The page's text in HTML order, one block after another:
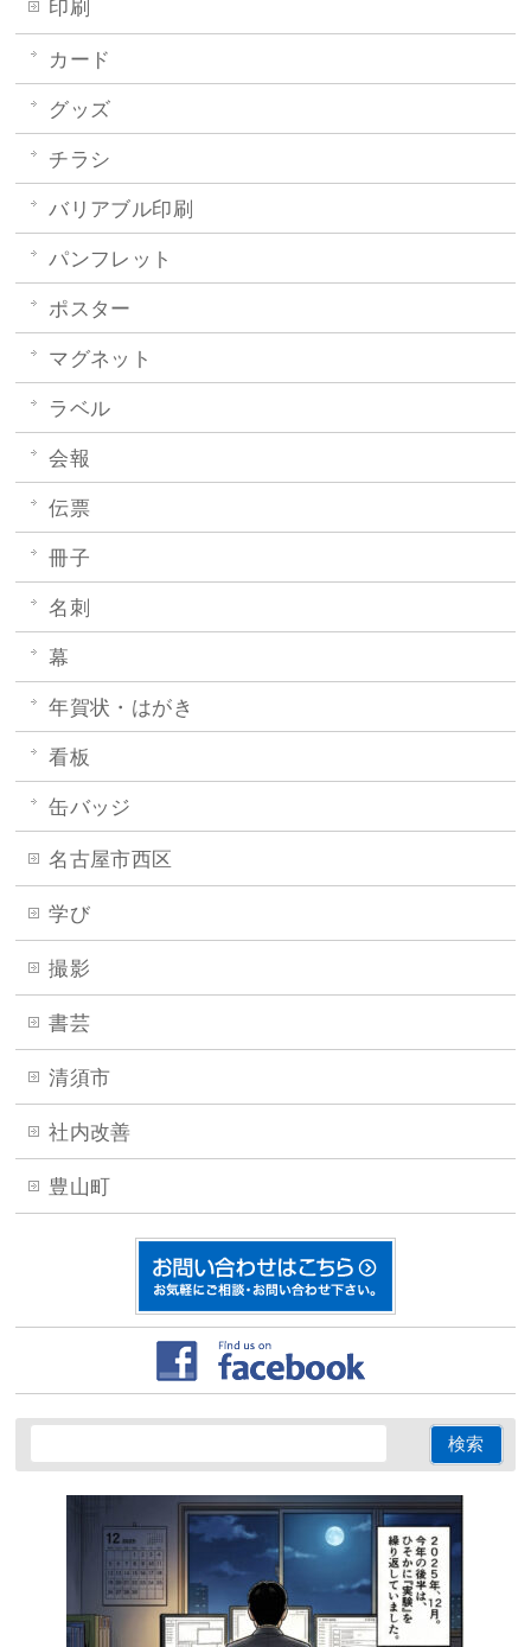
印刷
カード
グッズ
チラシ
バリアブル印刷
パンフレット
ポスター
マグネット
ラベル
会報
伝票
冊子
名刺
幕
年賀状・はがき
看板
缶バッジ
名古屋市西区
学び
撮影
書芸
清須市
社内改善
豊山町